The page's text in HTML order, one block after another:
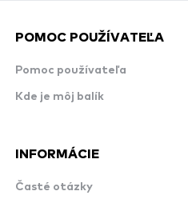
POMOC POUŽÍVATEĽA
Pomoc používateľa
Kde je môj balík
INFORMÁCIE
Časté otázky